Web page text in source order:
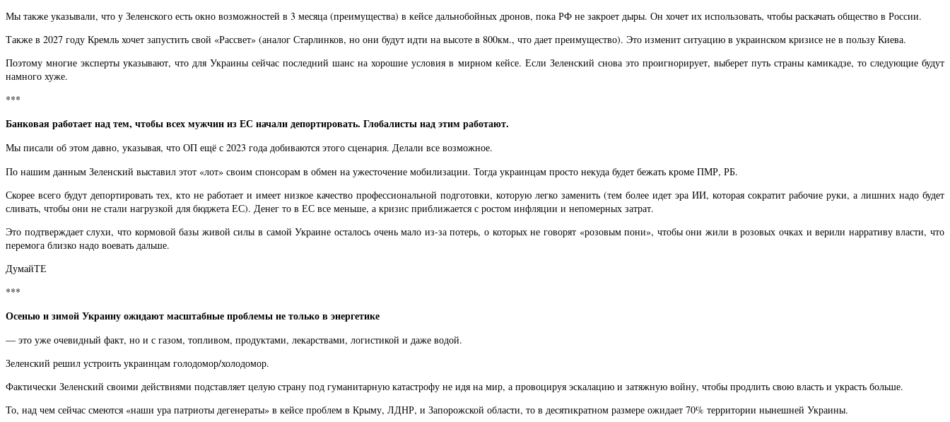
Мы также указывали, что у Зеленского есть окно возможностей в 3 месяца (преимущества) в кейсе дальнобойных дронов, пока РФ не закроет дыры. Он хочет их использовать, чтобы раскачать общество в России.
Также в 2027 году Кремль хочет запустить свой «Рассвет» (аналог Старлинков, но они будут идти на высоте в 800км., что дает преимущество). Это изменит ситуацию в украинском кризисе не в пользу Киева.
Поэтому многие эксперты указывают, что для Украины сейчас последний шанс на хорошие условия в мирном кейсе. Если Зеленский снова это проигнорирует, выберет путь страны камикадзе, то следующие будут
намного хуже.
***
Банковая работает над тем, чтобы всех мужчин из ЕС начали депортировать. Глобалисты над этим работают.
Мы писали об этом давно, указывая, что ОП ещё с 2023 года добиваются этого сценария. Делали все возможное.
По нашим данным Зеленский выставил этот «лот» своим спонсорам в обмен на ужесточение мобилизации. Тогда украинцам просто некуда будет бежать кроме ПМР, РБ.
Скорее всего будут депортировать тех, кто не работает и имеет низкое качество профессиональной подготовки, которую легко заменить (тем более идет эра ИИ, которая сократит рабочие руки, а лишних надо будет
сливать, чтобы они не стали нагрузкой для бюджета ЕС). Денег то в ЕС все меньше, а кризис приближается с ростом инфляции и непомерных затрат.
Это подтверждает слухи, что кормовой базы живой силы в самой Украине осталось очень мало из-за потерь, о которых не говорят «розовым пони», чтобы они жили в розовых очках и верили нарративу власти, что
перемога близко надо воевать дальше.
ДумайТЕ
***
Осенью и зимой Украину ожидают масштабные проблемы не только в энергетике
— это уже очевидный факт, но и с газом, топливом, продуктами, лекарствами, логистикой и даже водой.
Зеленский решил устроить украинцам голодомор/холодомор.
Фактически Зеленский своими действиями подставляет целую страну под гуманитарную катастрофу не идя на мир, а провоцируя эскалацию и затяжную войну, чтобы продлить свою власть и украсть больше.
То, над чем сейчас смеются «наши ура патриоты дегенераты» в кейсе проблем в Крыму, ЛДНР, и Запорожской области, то в десятикратном размере ожидает 70% территории нынешней Украины.